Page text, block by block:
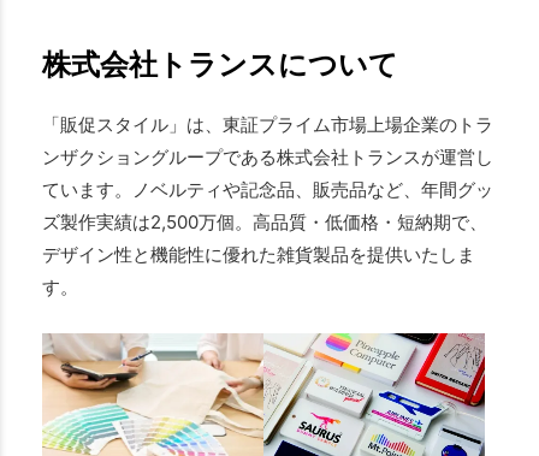
株式会社トランスについて
「販促スタイル」は、東証プライム市場上場企業のトラ
ンザクショングループである株式会社トランスが運営し
ています。ノベルティや記念品、販売品など、年間グッ
ズ製作実績は2,500万個。高品質・低価格・短納期で、
デザイン性と機能性に優れた雑貨製品を提供いたしま
す。